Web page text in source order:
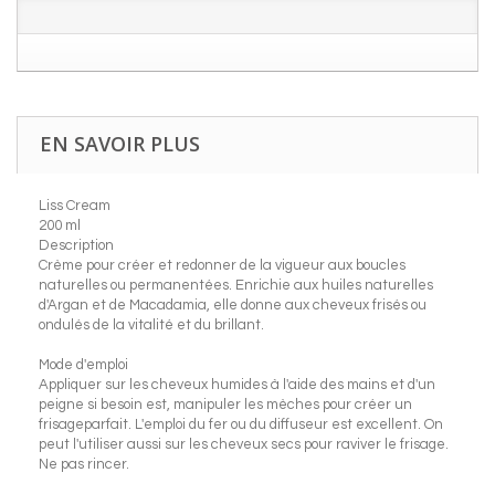
EN SAVOIR PLUS
Liss Cream
200 ml
Description
Crème pour créer et redonner de la vigueur aux boucles
naturelles ou permanentées. Enrichie aux huiles naturelles
d'Argan et de Macadamia, elle donne aux cheveux frisés ou
ondulés de la vitalité et du brillant.
Mode d'emploi
Appliquer sur les cheveux humides à l'aide des mains et d'un
peigne si besoin est, manipuler les mèches pour créer un
frisageparfait. L'emploi du fer ou du diffuseur est excellent. On
peut l'utiliser aussi sur les cheveux secs pour raviver le frisage.
Ne pas rincer.